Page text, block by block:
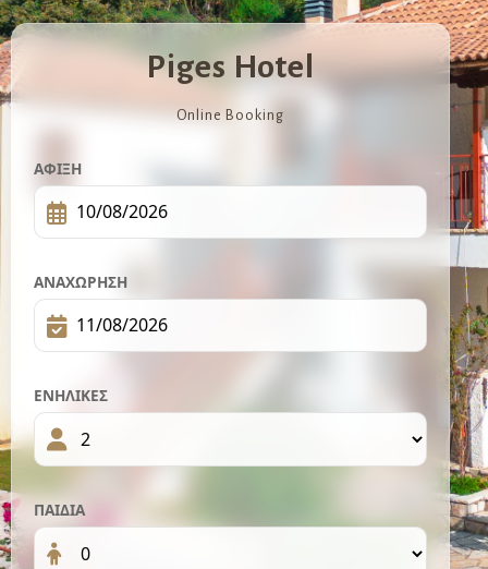
Piges Hotel
Online Booking
ΆΦΙΞΗ
ΑΝΑΧΏΡΗΣΗ
ΕΝΉΛΙΚΕΣ
ΠΑΙΔΙΆ